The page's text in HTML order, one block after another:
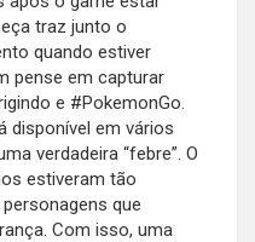
traz junto o
quando estiver
pense em capturar
e #PokemonGo.
disponível em vários
verdadeira “febre”. O
estiveram tão
que
Com isso, uma